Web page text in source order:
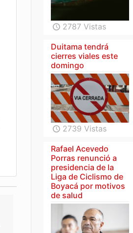
2787 Vistas
Duitama tendrá
cierres viales este
domingo
2739 Vistas
Rafael Acevedo
Porras renunció a
presidencia de la
Liga de Ciclismo de
Boyacá por motivos
de salud